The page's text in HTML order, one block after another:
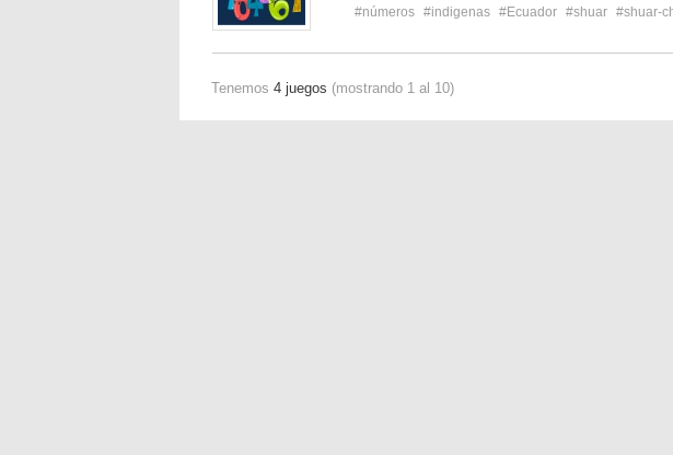
#números #indigenas #Ecuador #shuar #shuar-
Tenemos 4 juegos (mostrando 1 al 10)